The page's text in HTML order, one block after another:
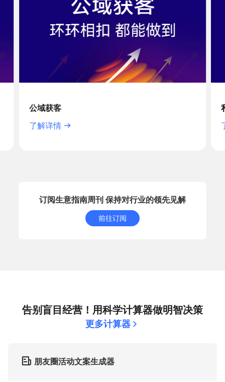
公域获客
了解详情
订阅生意指南周刊 保持对行业的领先见解
前往订阅
告别盲目经营！用科学计算器做明智决策
更多计算器
朋友圈活动文案生成器